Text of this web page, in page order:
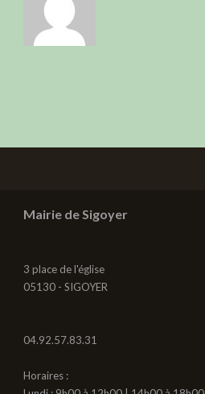
Mairie de Sigoyer
3 place de l'église
05130 - SIGOYER
04.92.57.83.31
Horaires :